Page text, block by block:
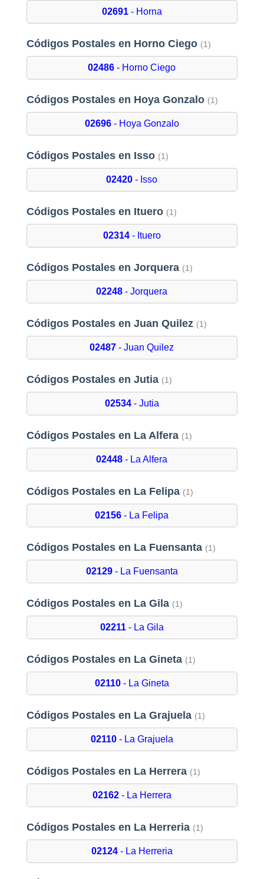
02691- Horna
Códigos Postales en Horno Ciego (1)
02486 - Horno Ciego
Códigos Postales en Hoya Gonzalo (1)
02696- Hoya Gonzalo
Códigos Postales en Isso (1)
02420 - Isso
Códigos Postales en Ituero (1)
02314- Ituero
Códigos Postales en Jorquera (1)
02248 - Jorquera
Códigos Postales en Juan Quilez (1)
02487 - Juan Quilez
Códigos Postales en Jutia (1)
02534- Jutia
Códigos Postales en La Alfera (1)
02448 - La Alfera
Códigos Postales en La Felipa (1)
02156 - La Felipa
Códigos Postales en La Fuensanta (1)
02129- La Fuensanta
Códigos Postales en La Gila (1)
02211- La Gila
Códigos Postales en La Gineta (1)
02110- La Gineta
Códigos Postales en La Grajuela (1)
02110- La Grajuela
Códigos Postales en La Herrera (1)
02162- La Herrera
Códigos Postales en La Herreria (1)
02124- La Herreria